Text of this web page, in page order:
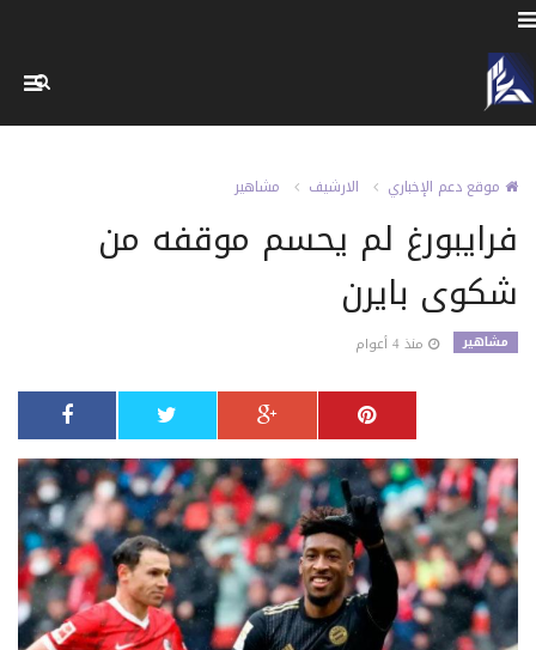
موقع دعم الإخباري الارشيف مشاهير
فرايبورغ لم يحسم موقفه من
شكوى بايرن
مشاهير منذ 4 أعوام